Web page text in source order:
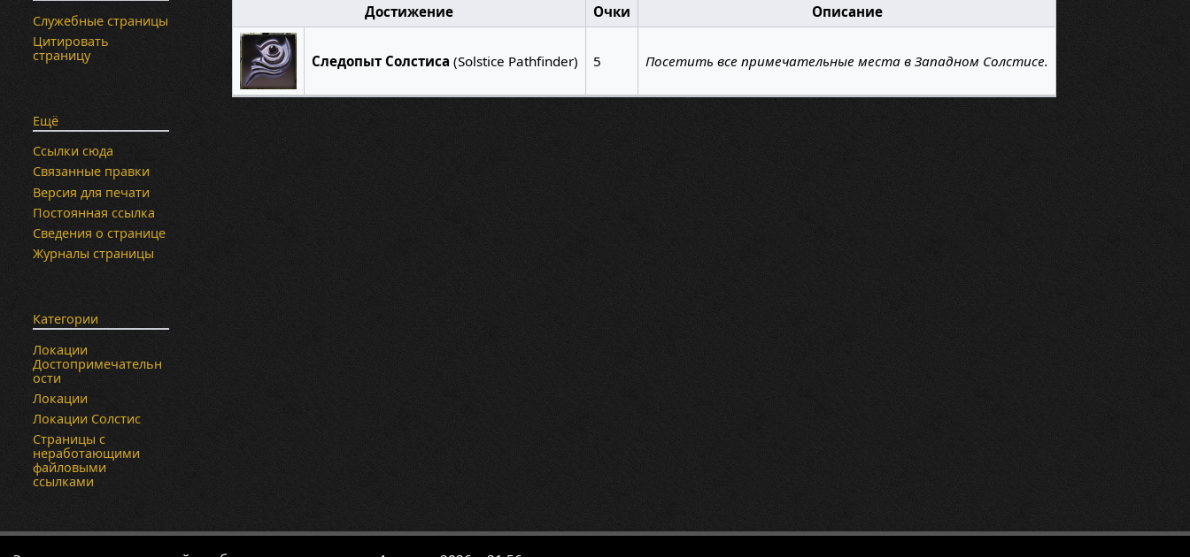
Достижение Очки Описание
Следопыт Солстиса (Solstice Pathfinder) 5 Посетить все примечательные места в Западном Солстисе.
Служебные страницы
Цитировать
страницу
Ещё
Ссылки сюда
Связанные правки
Версия для печати
Постоянная ссылка
Сведения о странице
Журналы страницы
Категории
Локации
Достопримечательн
ости
Локации
Локации Солстис
Страницы с
неработающими
файловыми
ссылками